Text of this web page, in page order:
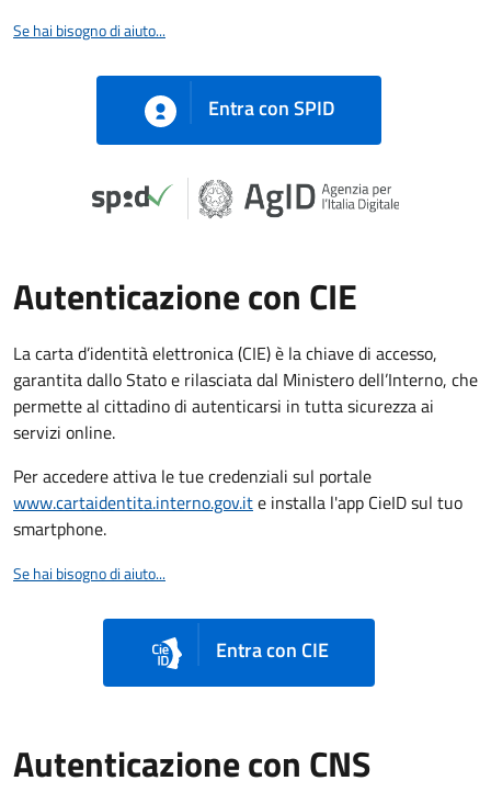
Se hai bisogno di aiuto...
Entra con SPID
Autenticazione con CIE
La carta d’identità elettronica (CIE) è la chiave di accesso,
garantita dallo Stato e rilasciata dal Ministero dell’Interno, che
permette al cittadino di autenticarsi in tutta sicurezza ai
servizi online.
Per accedere attiva le tue credenziali sul portale
www.cartaidentita.interno.gov.ite installa l'app CieID sul tuo
smartphone.
Se hai bisogno di aiuto...
Entra con CIE
Autenticazione con CNS